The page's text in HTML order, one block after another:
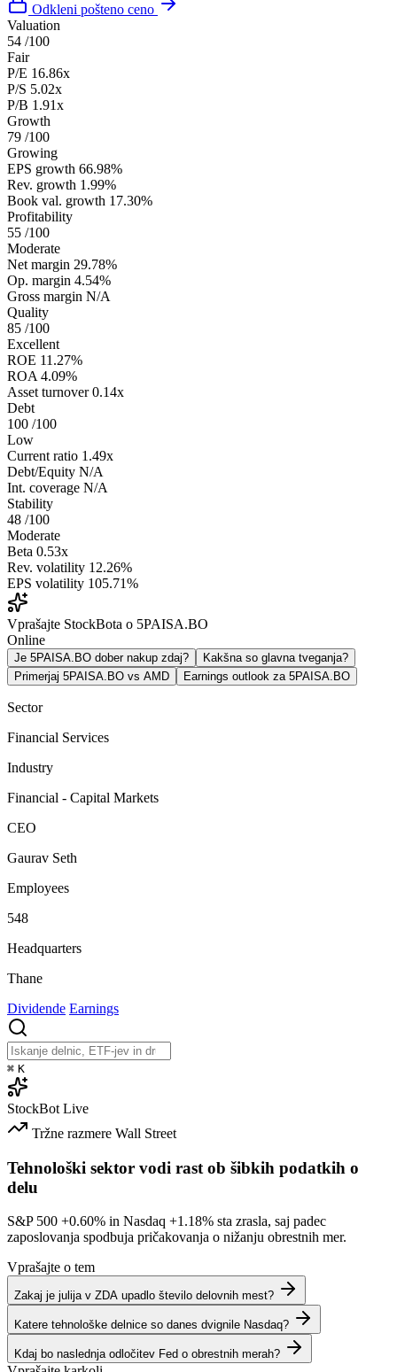
Odkleni pošteno ceno
Valuation
54 /100
Fair
P/E 16.86x
P/S 5.02x
P/B 1.91x
Growth
79 /100
Growing
EPS growth 66.98%
Rev. growth 1.99%
Book val. growth 17.30%
Profitability
55 /100
Moderate
Net margin 29.78%
Op. margin 4.54%
Gross margin N/A
Quality
85 /100
Excellent
ROE 11.27%
ROA 4.09%
Asset turnover 0.14x
Debt
100 /100
Low
Current ratio 1.49x
Debt/Equity N/A
Int. coverage N/A
Stability
48 /100
Moderate
Beta 0.53x
Rev. volatility 12.26%
EPS volatility 105.71%
Vprašajte StockBota o 5PAISA.BO
Online
Je 5PAISA.BO dober nakup zdaj?
Kakšna so glavna tveganja?
Primerjaj 5PAISA.BO vs AMD
Earnings outlook za 5PAISA.BO
Sector
Financial Services
Industry
Financial - Capital Markets
CEO
Gaurav Seth
Employees
548
Headquarters
Thane
Dividende Earnings
⌘ K
StockBot Live
Tržne razmere Wall Street
Tehnološki sektor vodi rast ob šibkih podatkih o
delu
S&P 500 +0.60% in Nasdaq +1.18% sta zrasla, saj padec
zaposlovanja spodbuja pričakovanja o nižanju obrestnih mer.
Vprašajte o tem
Zakaj je julija v ZDA upadlo število delovnih mest?
Katere tehnološke delnice so danes dvignile Nasdaq?
Kdaj bo naslednja odločitev Fed o obrestnih merah?